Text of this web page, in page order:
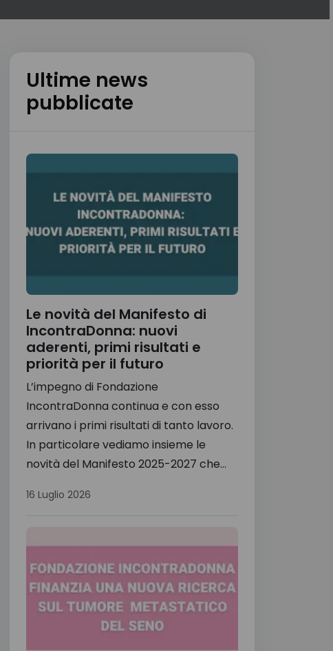
Ultime news
pubblicate
Le novità del Manifesto di
IncontraDonna: nuovi
aderenti, primi risultati e
priorità per il futuro
L’impegno di Fondazione
IncontraDonna continua e con esso
arrivano i primi risultati di tanto lavoro.
In particolare vediamo insieme le
novità del Manifesto 2025-2027 che...
16 Luglio 2026